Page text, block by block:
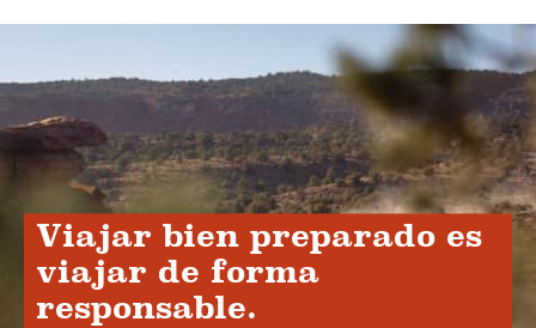
Viajar bien preparado es
viajar de forma
responsable.